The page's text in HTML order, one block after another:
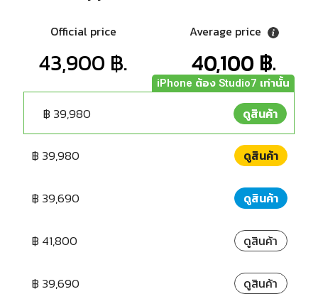
Official price
43,900 ฿.
Average price
40,100 ฿.
฿ 39,980 ดูสินค้า
฿ 39,980 ดูสินค้า
฿ 39,690 ดูสินค้า
฿ 41,800 ดูสินค้า
฿ 39,690 ดูสินค้า